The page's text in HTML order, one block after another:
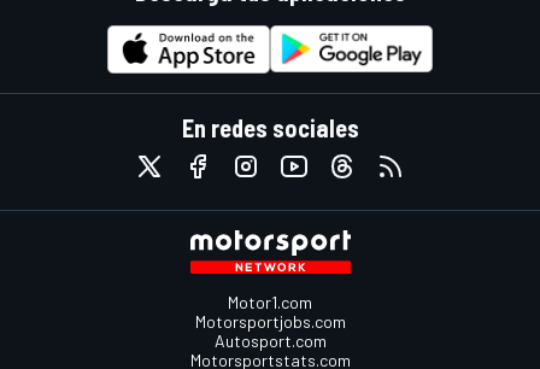
En redes sociales
Motor1.com
Motorsportjobs.com
Autosport.com
Motorsportstats.com